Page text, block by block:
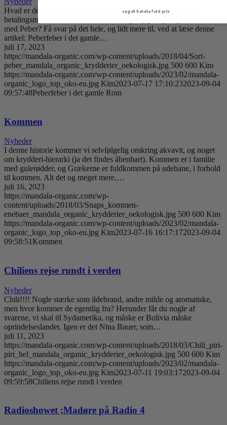
Hvad er det nu med det der Peber? Har det været brugt som
betalingsmiddel? Har der været store lagerbygninger, fyldt til randen
med Peber? Få svar på det hele, og lidt mere til, ved at læse denne
artikel: Peberfeber i det gamle…
juli 17, 2023
https://mandala-organic.com/wp-content/uploads/2018/04/Sort-
peber_mandala_organic_krydderier_oekologisk.jpg 500 600 Kim
https://mandala-organic.com/wp-content/uploads/2023/02/mandala-
organic_logo_top_oko-eu.jpg Kim2023-07-17 17:10:232023-09-04
09:57:48Peberfeber i det gamle Rom
Kommen
Nyheder
I denne historie kommer vi selvfølgelig omkring akvavit, og noget
om krydderi-hierarki (ja det findes åbenbart). Kommen er i familie
med gulerødder, og Grækerne er fuldkommen på udebane, i forhold
til kommen. Alt det og meget mere,…
juli 16, 2023
https://mandala-organic.com/wp-
content/uploads/2018/03/Snaps_kommen-
enebaer_mandala_organic_krydderier_oekologisk.jpg 500 600 Kim
https://mandala-organic.com/wp-content/uploads/2023/02/mandala-
organic_logo_top_oko-eu.jpg Kim2023-07-16 16:17:172023-09-04
09:58:51Kommen
Chiliens rejse rundt i verden
Nyheder
Chili!!!! Nogle stærke som ildebrand, andre milde og aromatiske,
men hvor kommer de egentlig fra? Herunder får du nogle af
svarene, vi skal til Sydamerika, og måske er Bolivia måske
oprindelseslandet. Igen er det Nina Bauer, som…
juli 11, 2023
https://mandala-organic.com/wp-content/uploads/2018/03/Chili_piri-
piri_hel_mandala_organic_krydderier_oekologisk.jpg 500 600 Kim
https://mandala-organic.com/wp-content/uploads/2023/02/mandala-
organic_logo_top_oko-eu.jpg Kim2023-07-11 19:03:172023-09-04
09:59:58Chiliens rejse rundt i verden
Radioshowet ;Madøre på Radio 4
Jeg vil betale fuld pris